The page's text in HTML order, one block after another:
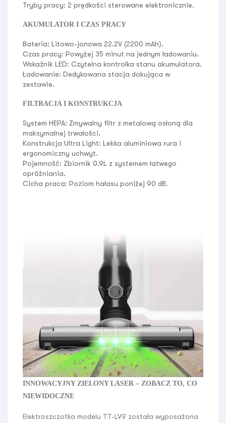
Tryby pracy: 2 prędkości sterowane elektronicznie.
AKUMULATOR I CZAS PRACY
Bateria: Litowo-jonowa 22.2V (2200 mAh).
Czas pracy: Powyżej 35 minut na jednym ładowaniu.
Wskaźnik LED: Czytelna kontrolka stanu akumulatora.
Ładowanie: Dedykowana stacja dokująca w
zestawie.
FILTRACJA I KONSTRUKCJA
System HEPA: Zmywalny filtr z metalową osłoną dla
maksymalnej trwałości.
Konstrukcja Ultra Light: Lekka aluminiowa rura i
ergonomiczny uchwyt.
Pojemność: Zbiornik 0.9L z systemem łatwego
opróżniania.
Cicha praca: Poziom hałasu poniżej 90 dB.
INNOWACYJNY ZIELONY LASER – ZOBACZ TO, CO
NIEWIDOCZNE
Elektroszczotka modelu TT-LV9 została wyposażona